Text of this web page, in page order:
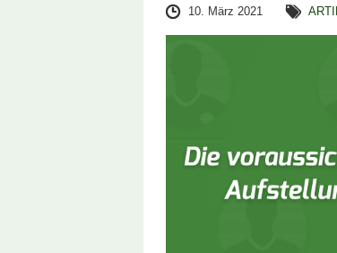
10. März 2021